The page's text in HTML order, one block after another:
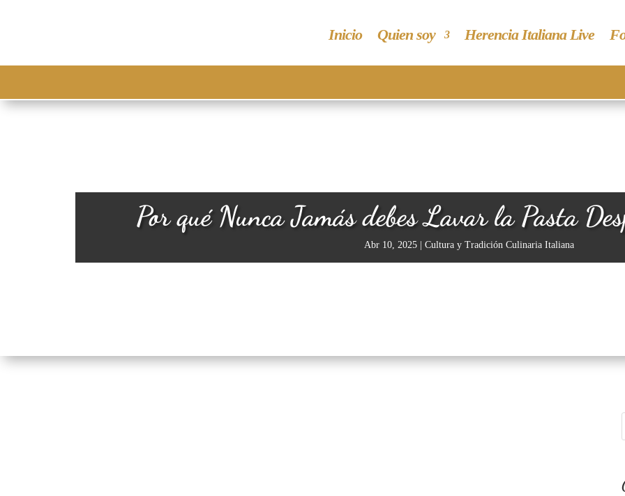
Inicio Quien soy Herencia Italiana Live
Por qué Nunca Jamás debes Lavar la Pasta
Abr 10, 2025| Cultura y Tradición Culinaria Italiana